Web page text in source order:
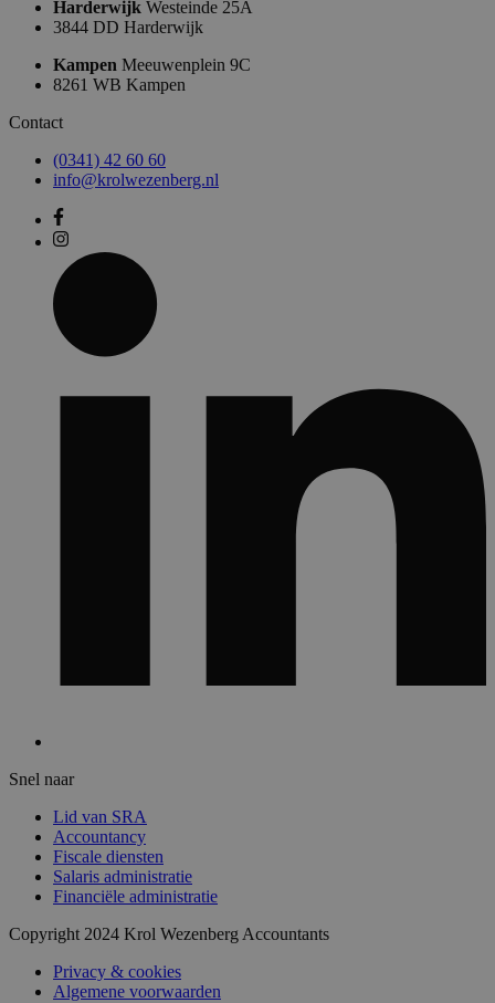
Harderwijk Westeinde 25A
3844 DD Harderwijk
Kampen Meeuwenplein 9C
8261 WB Kampen
Contact
(0341) 42 60 60
info@krolwezenberg.nl
Snel naar
Lid van SRA
Accountancy
Fiscale diensten
Salaris administratie
Financiële administratie
Copyright 2024 Krol Wezenberg Accountants
Privacy & cookies
Algemene voorwaarden